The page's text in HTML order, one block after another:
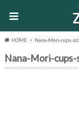
HOME Nana-Mori-cups-
Nana-Mori-cups-